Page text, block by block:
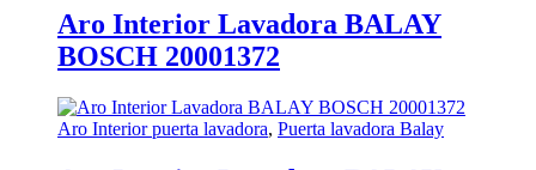
Aro Interior Lavadora BALAY
BOSCH 20001372
Aro Interior puerta lavadora, Puerta lavadora Balay